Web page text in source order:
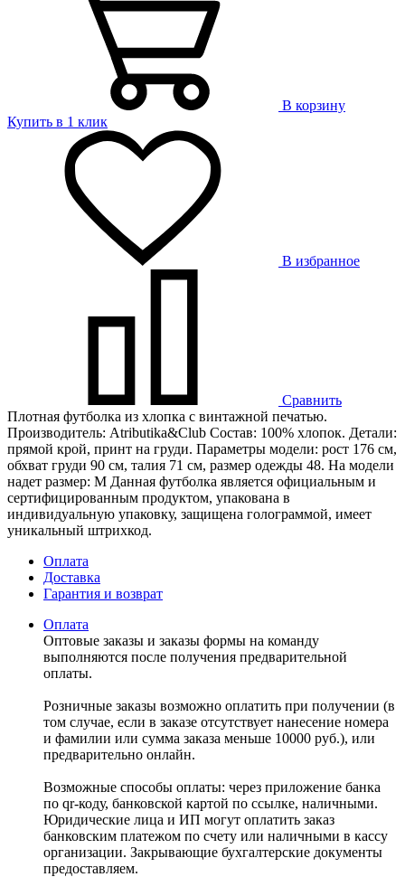
В корзину
Купить в 1 клик
В избранное
Сравнить
Плотная футболка из хлопка с винтажной печатью.
Производитель: Atributika&Club Состав: 100% хлопок. Детали:
прямой крой, принт на груди. Параметры модели: рост 176 см,
обхват груди 90 см, талия 71 см, размер одежды 48. На модели
надет размер: М Данная футболка является официальным и
сертифицированным продуктом, упакована в
индивидуальную упаковку, защищена голограммой, имеет
уникальный штрихкод.
Оплата
Доставка
Гарантия и возврат
Оплата
Оптовые заказы и заказы формы на команду
выполняются после получения предварительной
оплаты.
Розничные заказы возможно оплатить при получении (в
том случае, если в заказе отсутствует нанесение номера
и фамилии или сумма заказа меньше 10000 руб.), или
предварительно онлайн.
Возможные способы оплаты: через приложение банка
по qr-коду, банковской картой по ссылке, наличными.
Юридические лица и ИП могут оплатить заказ
банковским платежом по счету или наличными в кассу
организации. Закрывающие бухгалтерские документы
предоставляем.